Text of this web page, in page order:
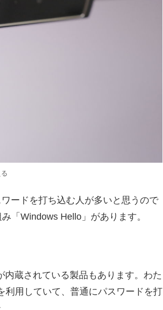
ードを打ち込む人が多いと思うので
「Windows Hello」があります。
蔵されている製品もあります。わた
利用していて、普通にパスワードを打